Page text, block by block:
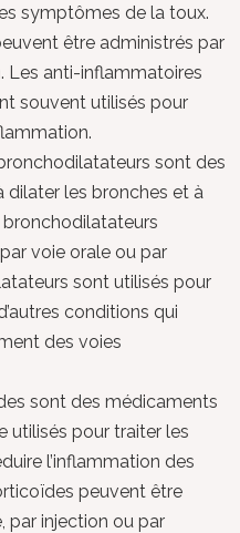
symptômes de la toux.
être administrés par
Les anti-inflammatoires
souvent utilisés pour
sont des
les bronches et à
voie orale ou par
sont utilisés pour
conditions qui
des voies
sont des médicaments
utilisés pour traiter les
l’inflammation des
peuvent être
par injection ou par